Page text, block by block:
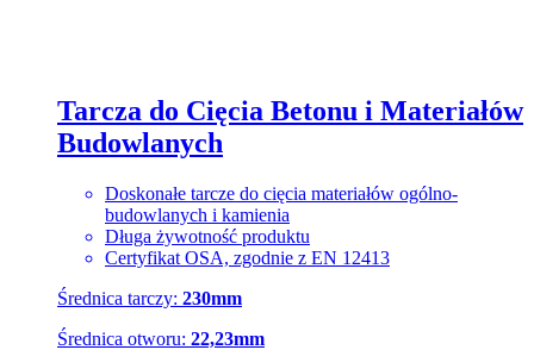
Tarcza do Cięcia Betonu i Materiałów
Budowlanych
Doskonałe tarcze do cięcia materiałów ogólno-
budowlanych i kamienia
Długa żywotność produktu
Certyfikat OSA, zgodnie z EN 12413
Średnica tarczy: 230mm
Średnica otworu: 22,23mm